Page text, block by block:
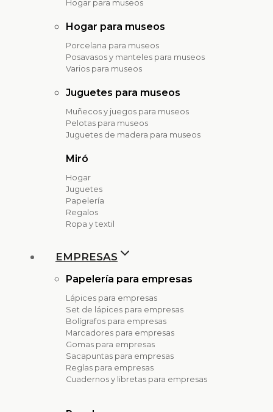
Hogar para museos
Hogar para museos
Porcelana para museos
Posavasos y manteles para museos
Varios para museos
Juguetes para museos
Muñecos y juegos para museos
Pelotas para museos
Juguetes de madera para museos
Miró
Hogar
Juguetes
Papelería
Regalos
Ropa y textil
EMPRESAS
Papelería para empresas
Lápices para empresas
Set de lápices para empresas
Bolígrafos para empresas
Marcadores para empresas
Gomas para empresas
Sacapuntas para empresas
Reglas para empresas
Cuadernos y libretas para empresas